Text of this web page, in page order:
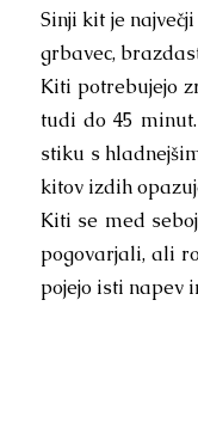
Sinji kit je
grbavec,
Kiti potrebujejo
tudi do 45
stiku s
kitov izdih
Kiti se med
pogovarjali, ali
pojejo isti napev